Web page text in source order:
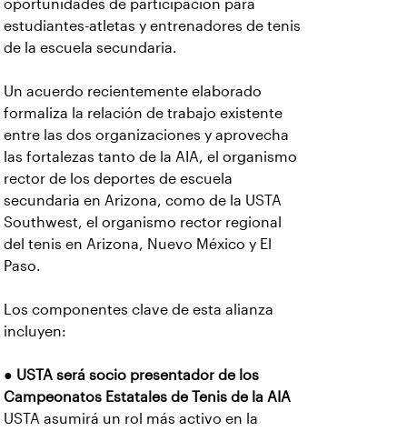
oportunidades de participación para
estudiantes-atletas y entrenadores de tenis
de la escuela secundaria.
Un acuerdo recientemente elaborado
formaliza la relación de trabajo existente
entre las dos organizaciones y aprovecha
las fortalezas tanto de la AIA, el organismo
rector de los deportes de escuela
secundaria en Arizona, como de la USTA
Southwest, el organismo rector regional
del tenis en Arizona, Nuevo México y El
Paso.
Los componentes clave de esta alianza
incluyen:
● USTA será socio presentador de los
Campeonatos Estatales de Tenis de la AIA
USTA asumirá un rol más activo en la